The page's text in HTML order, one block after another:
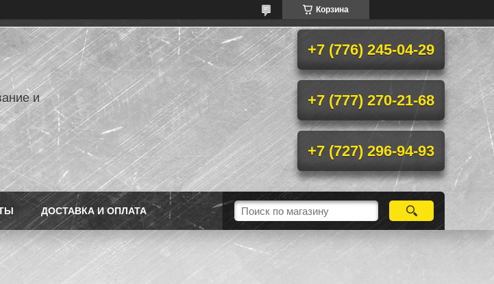
Корзина
и
+7 (776) 245-04-29
+7 (777) 270-21-68
+7 (727) 296-94-93
ДОСТАВКА И ОПЛАТА